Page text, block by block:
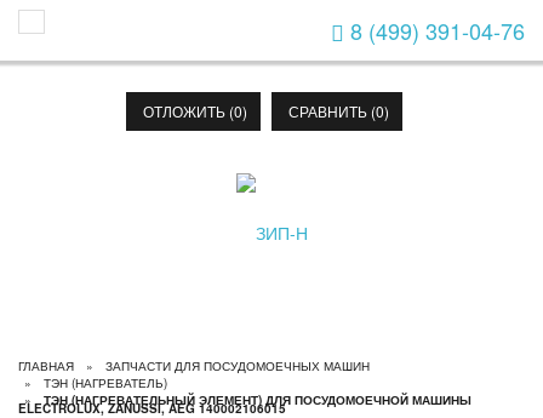
ОТЛОЖИТЬ (0) СРАВНИТЬ (0)
8 (499) 391-04-76
Toggle Navigation
ГЛАВНАЯ
ЗАПЧАСТИ ДЛЯ ПОСУДОМОЕЧНЫХ МАШИН
ТЭН (НАГРЕВАТЕЛЬ)
ТЭН (НАГРЕВАТЕЛЬНЫЙ ЭЛЕМЕНТ) ДЛЯ ПОСУДОМОЕЧНОЙ МАШИНЫ
ELECTROLUX, ZANUSSI, AEG 140002106015